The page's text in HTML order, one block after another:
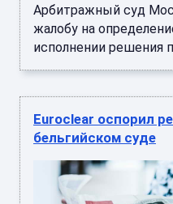
Арбитражный суд
жалобу на
исполнении решения
Euroclear оспорил
бельгийском суде